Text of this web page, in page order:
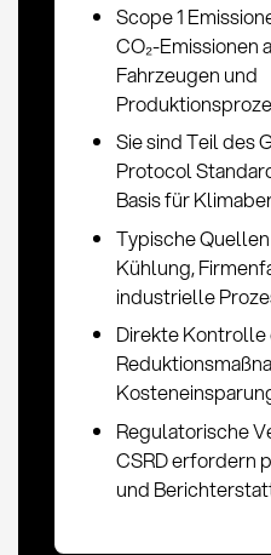
Scope 1
CO₂-Emissionen
Fahrzeugen und
Sie sind Teil des
Protocol
Basis für
Typische
Kühlung,
industrielle
Direkte
Regulatorische
CSRD erfordern
und